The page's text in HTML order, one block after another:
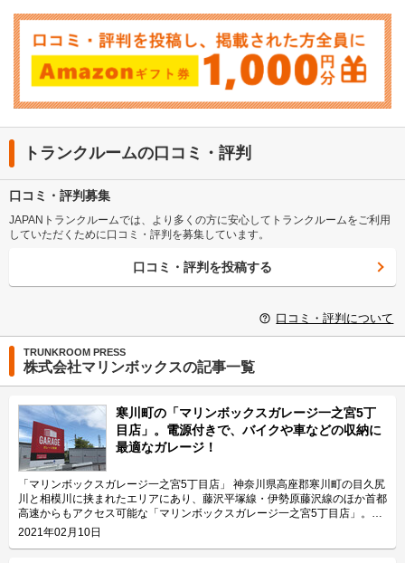
トランクルームの口コミ・評判
口コミ・評判募集
JAPANトランクルームでは、より多くの方に安心してトランクルームをご利用
していただくために口コミ・評判を募集しています。
口コミ・評判を投稿する
口コミ・評判について
TRUNKROOM PRESS
株式会社マリンボックスの記事一覧
寒川町の「マリンボックスガレージ一之宮5丁
目店」。電源付きで、バイクや車などの収納に
最適なガレージ！
「マリンボックスガレージ一之宮5丁目店」 神奈川県高座郡寒川町の目久尻
川と相模川に挟まれたエリアにあり、藤沢平塚線・伊勢原藤沢線のほか首都
高速からもアクセス可能な「マリンボックスガレージ一之宮5丁目店」。最
寄り駅はJR相模線の寒川駅です。 運営会社は、平成4年から30年近くトラ
ンクルーム事業を運営する株式会社マリンボックス。湘南エリアを中心に全
2021年02月10日